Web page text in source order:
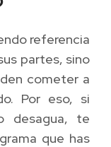
referencia
partes, sino
cometer a
Por eso, si
desagua, te
que has